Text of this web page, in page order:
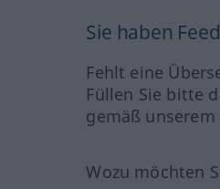
Sie haben
Fehlt eine
Füllen Sie bitte
gemäß
Wozu möchten